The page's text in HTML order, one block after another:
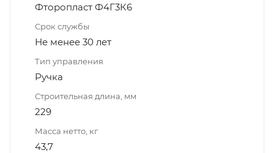
Фторопласт Ф4Г3К6
Срок службы
Не менее 30 лет
Тип управления
Ручка
Строительная длина, мм
229
Масса нетто, кг
43,7